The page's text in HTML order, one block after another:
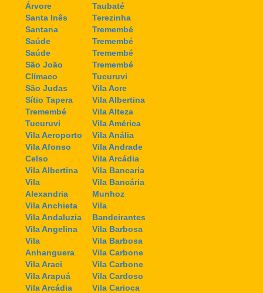
Árvore
Santa Inês
Santana
Saúde
Saúde
São João
Clímaco
São Judas
Sítio Tapera
Tremembé
Tucuruvi
Vila Aeroporto
Vila Afonso
Celso
Vila Albertina
Vila
Alexandria
Vila Anchieta
Vila Andaluzia
Vila Angelina
Vila
Anhanguera
Vila Araci
Vila Arapuá
Vila Arcádia
Taubaté
Terezinha
Tremembé
Tremembé
Tremembé
Tremembé
Tucuruvi
Vila Acre
Vila Albertina
Vila Alteza
Vila América
Vila Anália
Vila Andrade
Vila Arcádia
Vila Bancaria
Vila Bancária
Munhoz
Vila
Bandeirantes
Vila Barbosa
Vila Barbosa
Vila Carbone
Vila Carbone
Vila Cardoso
Vila Carioca